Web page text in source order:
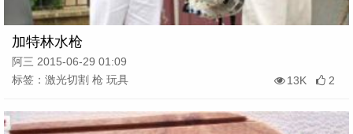
加特林水枪
阿三 2015-06-29 01:09
标签：激光切割 枪 玩具
13K 2